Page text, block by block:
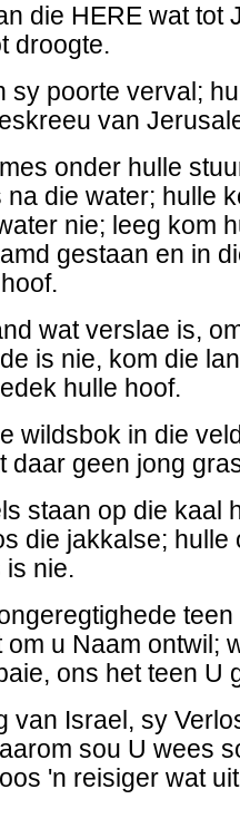
die HERE wat tot
droogte.
sy poorte verval;
van
onder hulle
die water; hulle
nie; leeg kom
gestaan en in
wat verslae is,
is nie, kom die
hulle hoof.
wildsbok in die
daar geen jong
staan op die kaal
die jakkalse; hulle
is nie.
om u Naam ontwil;
ons het teen U
van Israel, sy
sou U wees
'n reisiger wat